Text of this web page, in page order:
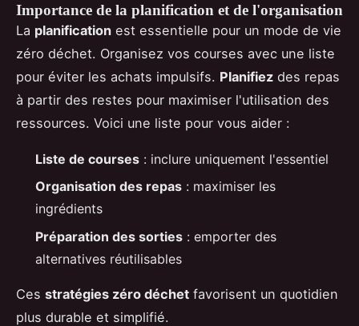
Importance de la planification et de l'organisation
La planification est essentielle pour un mode de vie
zéro déchet. Organisez vos courses avec une liste
pour éviter les achats impulsifs. Planifiez des repas
à partir des restes pour maximiser l'utilisation des
ressources. Voici une liste pour vous aider :
Liste de courses : inclure uniquement l'essentiel
Organisation des repas : maximiser les
ingrédients
Préparation des sorties : emporter des
alternatives réutilisables
Ces stratégies zéro déchet favorisent un quotidien
plus durable et simplifié.